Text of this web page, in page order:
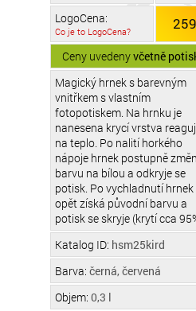
LogoCena:
Co je to LogoCena?
Ceny uvedenyvčetně
Magický hrnek s barevným
vnitřkem s vlastním
fotopotiskem. Na hrnku je
nanesena krycí vrstva
na teplo. Po nalití horkého
nápoje hrnek postupně
barvu na bílou a odkryje se
potisk. Po vychladnutí hrnek
opět získá původní barvu a
potisk se skryje (krytí cca
Katalog ID: hsm25kird
Barva: černá, červená
Objem: 0,3 l